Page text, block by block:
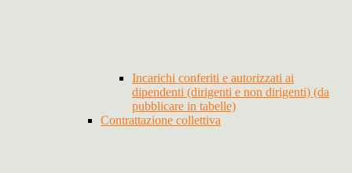
Incarichi conferiti e autorizzati ai
dipendenti (dirigenti e non dirigenti) (da
pubblicare in tabelle)
Contrattazione collettiva